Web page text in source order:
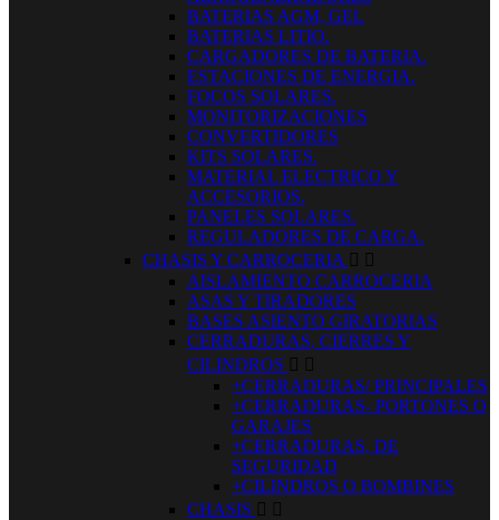
BATERIAS AGM, GEL
BATERIAS LITIO.
CARGADORES DE BATERIA.
ESTACIONES DE ENERGIA.
FOCOS SOLARES.
MONITORIZACIONES
CONVERTIDORES
KITS SOLARES.
MATERIAL ELECTRICO Y
ACCESORIOS.
PANELES SOLARES.
REGULADORES DE CARGA.
CHASIS Y CARROCERIA  
AISLAMIENTO CARROCERIA
ASAS Y TIRADORES
BASES ASIENTO GIRATORIAS
CERRADURAS, CIERRES Y
CILINDROS  
+CERRADURAS/ PRINCIPALES
+CERRADURAS- PORTONES O
GARAJES
+CERRADURAS, DE
SEGURIDAD
+CILINDROS O BOMBINES
CHASIS  